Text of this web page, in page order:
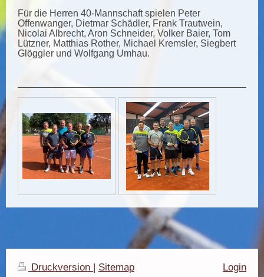
Für die Herren 40-Mannschaft spielen Peter
Offenwanger, Dietmar Schädler, Frank Trautwein,
Nicolai Albrecht, Aron Schneider, Volker Baier, Tom
Lützner, Matthias Rother, Michael Kremsler, Siegbert
Glöggler und Wolfgang Umhau.
Druckversion | Sitemap
Login